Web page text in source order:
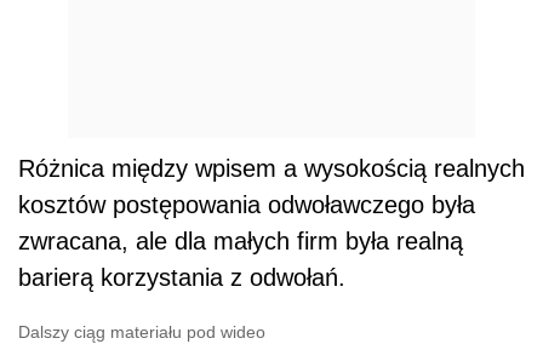
Różnica między wpisem a wysokością realnych
kosztów postępowania odwoławczego była
zwracana, ale dla małych firm była realną
barierą korzystania z odwołań.
Dalszy ciąg materiału pod wideo